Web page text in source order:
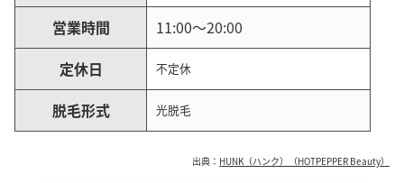
営業時間
11:00～20:00
定休日
不定休
脱毛形式 光脱毛
出典： HUNK（ハンク）（HOTPEPPER Beauty）